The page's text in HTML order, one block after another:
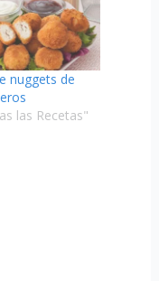
nuggets de
las Recetas"